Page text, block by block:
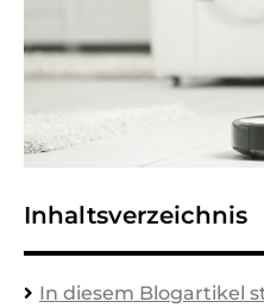
Inhaltsverzeichnis
In diesem Blogartikel